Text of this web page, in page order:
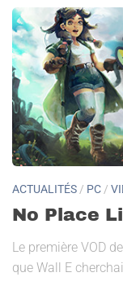
ACTUALITÉS / PC /
No Place
Le première VOD
que Wall E